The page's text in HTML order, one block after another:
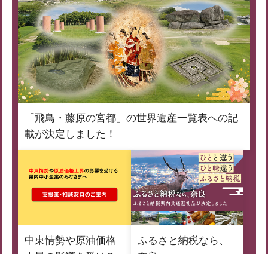
「飛鳥・藤原の宮都」の世界遺産一覧表への記
載が決定しました！
中東情勢や原油価格
ふるさと納税なら、